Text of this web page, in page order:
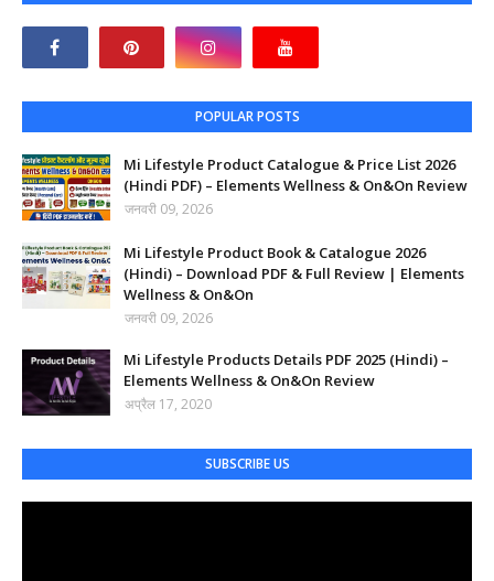
POPULAR POSTS
Mi Lifestyle Product Catalogue & Price List 2026
(Hindi PDF) – Elements Wellness & On&On Review
जनवरी 09, 2026
Mi Lifestyle Product Book & Catalogue 2026
(Hindi) – Download PDF & Full Review | Elements
Wellness & On&On
जनवरी 09, 2026
Mi Lifestyle Products Details PDF 2025 (Hindi) –
Elements Wellness & On&On Review
अप्रैल 17, 2020
SUBSCRIBE US